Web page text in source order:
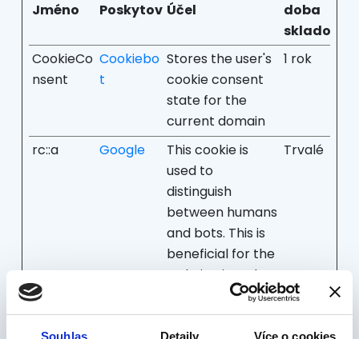
Souhlas Detaily Více o cookies
Jméno Poskytovatel
Účel
doba
CookieCo
nsent
Cookiebo
t
Stores the user's
cookie consent
state for the
current domain
1 rok
rc::a Google
This cookie is
used to
distinguish
between humans
and bots. This is
beneficial for the
website, in order
to make valid
reports on the
Trvalé